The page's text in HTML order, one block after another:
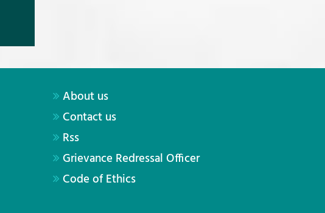
About us
Contact us
Rss
Grievance Redressal Officer
Code of Ethics